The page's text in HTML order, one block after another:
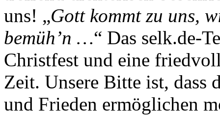
uns! „Gott kommt zu uns,
bemüh’n …“ Das selk.de-
Christfest und eine
Zeit. Unsere Bitte ist, dass
und Frieden ermöglichen